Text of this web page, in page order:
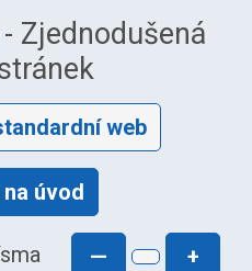
Zjednodušená
web
úvod
— +